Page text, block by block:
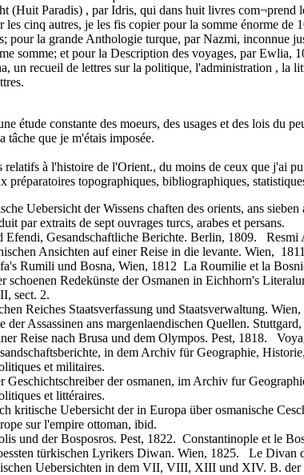
(Huit Paradis) , par Idris, qui dans huit livres com¬prend
les cinq autres, je les fis copier pour la somme énorme
pour la grande Anthologie turque, par Nazmi, inconnue
somme; et pour la Description des voyages, par Ewlia,
un recueil de lettres sur la politique, l'administration , la
étude constante des moeurs, des usages et des lois du
tâche que je m'étais imposée.
relatifs à l'histoire de l'Orient., du moins de ceux que j'ai
préparatoires topographiques, bibliographiques,
Uebersicht der Wissens chaften des orients, ans
par extraits de sept ouvrages turcs, arabes et persans.
Efendi, Gesandschaftliche Berichte. Berlin, 1809. Resmi
Ansichten auf einer Reise in die levante. Wien,
Rumili und Bosna, Wien, 1812 La Roumilie et la
schoenen Redekünste der Osmanen in Eichhorn's
sect. 2.
Reiches Staatsverfassung und Staatsverwaltung.
der Assassinen ans margenlaendischen Quellen.
Reise nach Brusa und dem Olympos. Pest, 1818.
in dem Archiv für Geographie,
et militaires.
Geschichtschreiber der osmanen, im Archiv fur
et littéraires.
kritische Uebersicht der in Europa über osmanische
sur l'empire ottoman, ibid.
und der Bosposros. Pest, 1822. Constantinople et le
türkischen Lyrikers Diwan. Wien, 1825. Le Divan
Uebersichten in dem VII, VIII, XIII und XIV. B.